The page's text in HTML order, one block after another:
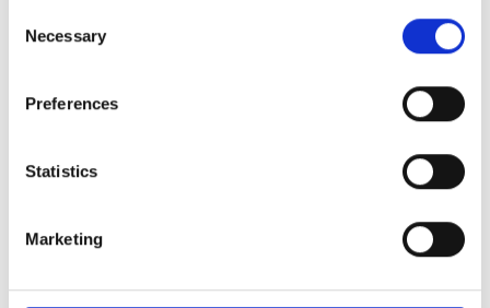
Selection
Necessary
Preferences
Statistics
Marketing
opintojen aloittaminen on joustavampaa kuin toisilla aloilla",
kertoo Rovaniemen koulutuskeskus REDUn opinto-ohjaaja
aiempi kokemus olla yllättävänkin arvokasta. Näin kertoo Yli-
Huikku, joka on nähnyt monenlaisten opiskelupolkujen
– ja sitä kautta myös työllistymistä", hän sanoo.